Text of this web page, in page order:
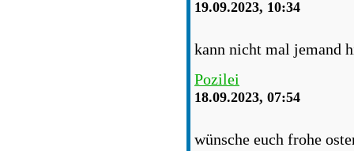
19.09.2023, 10:34
kann nicht mal jemand
Pozilei
18.09.2023, 07:54
wünsche euch frohe